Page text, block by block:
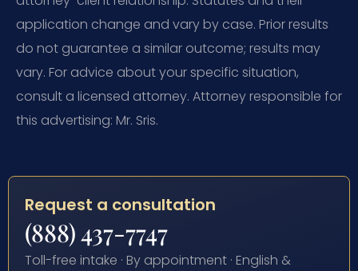
application change and vary by case. Prior results
do not guarantee a similar outcome; results may
vary. For advice about your specific situation,
consult a licensed attorney. Attorney responsible for
this advertising: Mr. Sris.
Request a consultation
(888) 437-7747
Toll-free intake · By appointment · English &